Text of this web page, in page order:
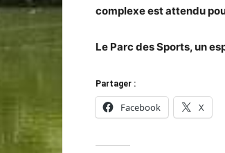
complexe est attendu
Le Parc des Sports, un
Partager :
Facebook X